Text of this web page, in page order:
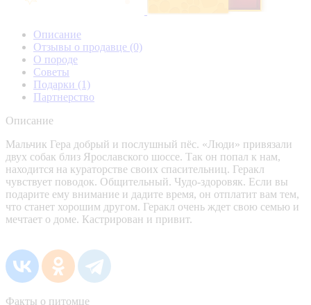
Описание
Отзывы о продавце (0)
О породе
Советы
Подарки (1)
Партнерство
Описание
Мальчик Гера добрый и послушный пёс. «Люди» привязали
двух собак близ Ярославского шоссе. Так он попал к нам,
находится на кураторстве своих спасительниц. Геракл
чувствует поводок. Общительный. Чудо-здоровяк. Если вы
подарите ему внимание и дадите время, он отплатит вам тем,
что станет хорошим другом. Геракл очень ждет свою семью и
мечтает о доме. Кастрирован и привит.
Факты о питомце